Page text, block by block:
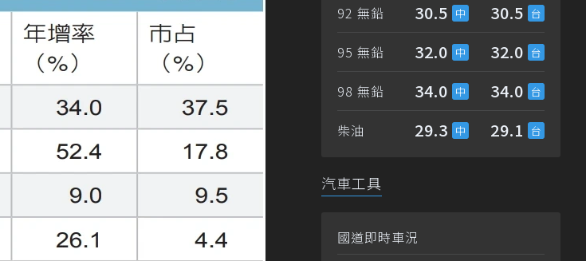
92 無鉛 30.5 30.5
95 無鉛 32.0 32.0
98 無鉛 34.0 34.0
柴油 29.3 29.1
汽車工具
國道即時車況